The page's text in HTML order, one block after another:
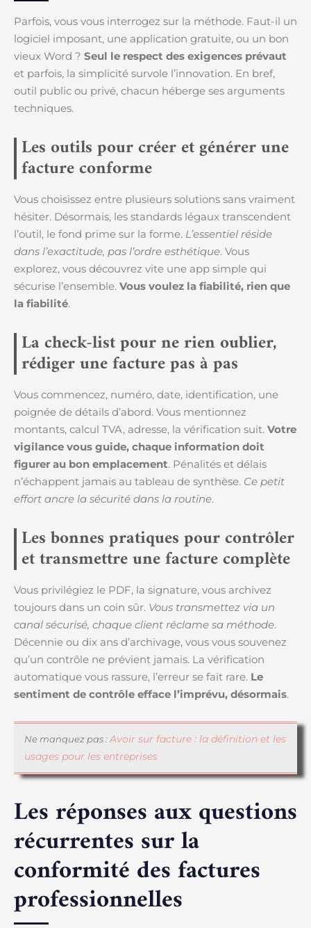
Parfois, vous vous interrogez sur la méthode. Faut-il un
logiciel imposant, une application gratuite, ou un bon
vieux Word ? Seul le respect des exigences prévaut
et parfois, la simplicité survole l’innovation. En bref,
outil public ou privé, chacun héberge ses arguments
techniques.
Les outils pour créer et générer une
facture conforme
Vous choisissez entre plusieurs solutions sans vraiment
hésiter. Désormais, les standards légaux transcendent
l’outil, le fond prime sur la forme. L’essentiel réside
dans l’exactitude, pas l’ordre esthétique. Vous
explorez, vous découvrez vite une app simple qui
sécurise l’ensemble. Vous voulez la fiabilité, rien que
la fiabilité.
La check-list pour ne rien oublier,
rédiger une facture pas à pas
Vous commencez, numéro, date, identification, une
poignée de détails d’abord. Vous mentionnez
montants, calcul TVA, adresse, la vérification suit. Votre
vigilance vous guide, chaque information doit
figurer au bon emplacement. Pénalités et délais
n’échappent jamais au tableau de synthèse. Ce petit
effort ancre la sécurité dans la routine.
Les bonnes pratiques pour contrôler
et transmettre une facture complète
Vous privilégiez le PDF, la signature, vous archivez
toujours dans un coin sûr. Vous transmettez via un
canal sécurisé, chaque client réclame sa méthode.
Décennie ou dix ans d’archivage, vous vous souvenez
qu’un contrôle ne prévient jamais. La vérification
automatique vous rassure, l’erreur se fait rare. Le
sentiment de contrôle efface l’imprévu, désormais.
Ne manquez pas :Avoir sur facture : la définition et les
usages pour les entreprises
Les réponses aux questions
récurrentes sur la
conformité des factures
professionnelles